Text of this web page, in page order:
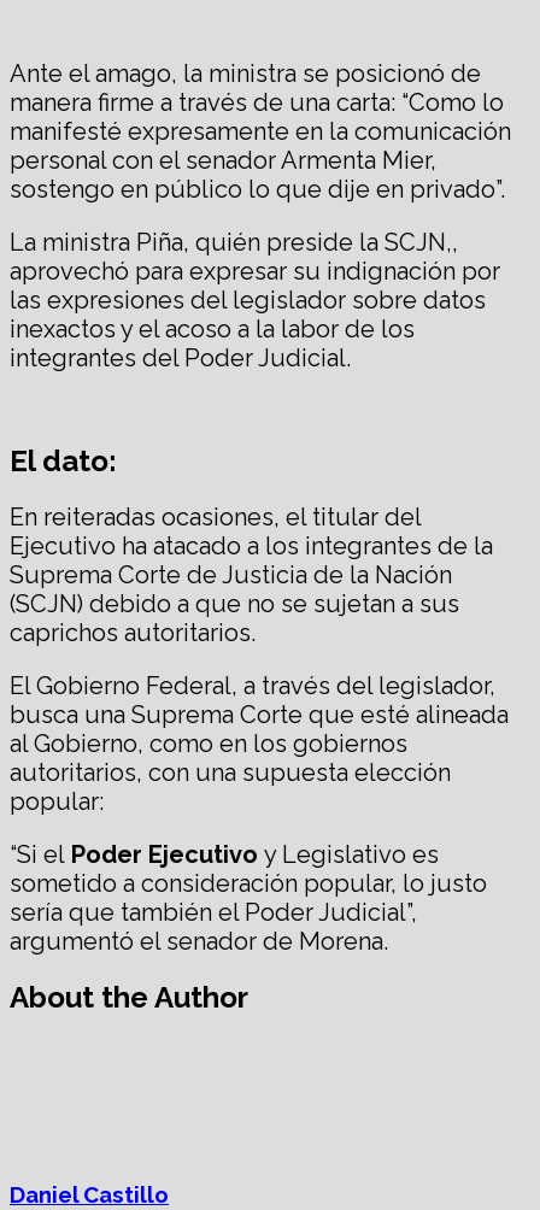
Ante el amago, la ministra se posicionó de
manera firme a través de una carta: “Como lo
manifesté expresamente en la comunicación
personal con el senador Armenta Mier,
sostengo en público lo que dije en privado”.
La ministra Piña, quién preside la SCJN,,
aprovechó para expresar su indignación por
las expresiones del legislador sobre datos
inexactos y el acoso a la labor de los
integrantes del Poder Judicial.
El dato:
En reiteradas ocasiones, el titular del
Ejecutivo ha atacado a los integrantes de la
Suprema Corte de Justicia de la Nación
(SCJN) debido a que no se sujetan a sus
caprichos autoritarios.
El Gobierno Federal, a través del legislador,
busca una Suprema Corte que esté alineada
al Gobierno, como en los gobiernos
autoritarios, con una supuesta elección
popular:
“Si el Poder Ejecutivo y Legislativo es
sometido a consideración popular, lo justo
sería que también el Poder Judicial”,
argumentó el senador de Morena.
About the Author
Daniel Castillo